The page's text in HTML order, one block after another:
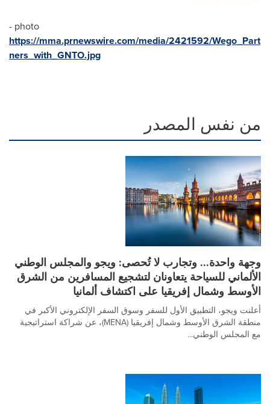
photo -
https://mma.prnewswire.com/media/2421592/Wego_Part
ners_with_GNTO.jpg
من نفس المصدر
وجهة واحدة... وتجارب لا تُحصى: ويجو والمجلس الوطني
الألماني للسياحة يتعاونان لتشجيع المسافرين من الشرق
الأوسط وشمال إفريقيا على اكتشاف ألمانيا
أعلنت ويجو، التطبيق الأول للسفر وسوق السفر الإلكتروني الأكبر في
منطقة الشرق الأوسط وشمال إفريقيا (MENA)، عن شراكة استراتيجية
مع المجلس الوطني...